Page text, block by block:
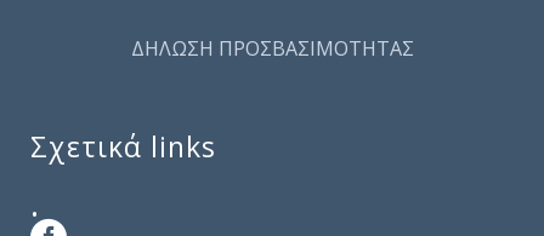
ΔΗΛΩΣΗ ΠΡΟΣΒΑΣΙΜΟΤΗΤΑΣ
Σχετικά links
.